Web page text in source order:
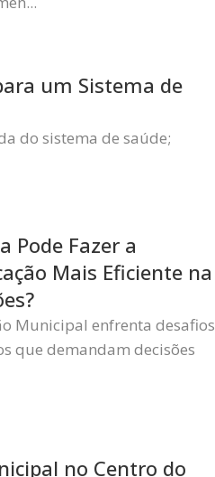
um Sistema de
do sistema de saúde;
Pode Fazer a
Mais Eficiente na
Municipal enfrenta desafios
que demandam decisões
no Centro do